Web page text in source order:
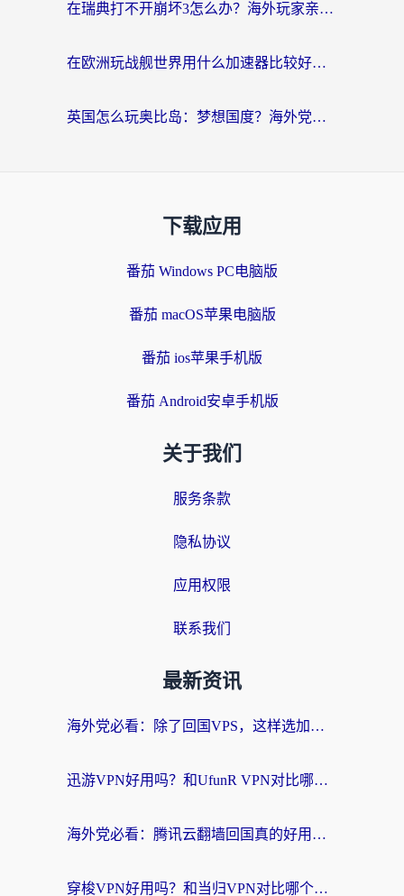
在瑞典打不开崩坏3怎么办？海外玩家亲测有效的国服游戏加速指南
在欧洲玩战舰世界用什么加速器比较好用？老玩家亲测有效的低延迟方案
英国怎么玩奥比岛：梦想国度？海外党不卡攻略+加速器选择秘籍
下载应用
番茄 Windows PC电脑版
番茄 macOS苹果电脑版
番茄 ios苹果手机版
番茄 Android安卓手机版
关于我们
服务条款
隐私协议
应用权限
联系我们
最新资讯
海外党必看：除了回国VPS，这样选加速器也能无缝刷国内资源？
迅游VPN好用吗？和UfunR VPN对比哪个回国效果更好？海外党亲测避坑指南
海外党必看：腾讯云翻墙回国真的好用吗？+ 3步选对回国加速器指南
穿梭VPN好用吗？和当归VPN对比哪个回国效果更好？海外党亲测实用指南